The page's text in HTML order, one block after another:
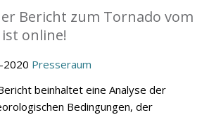
Bericht zum Tornado vom
online!
2020 Presseraum
beinhaltet eine Analyse der
Bedingungen, der